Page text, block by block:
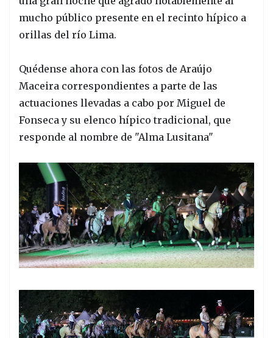
mucho público presente en el recinto hípico a
orillas del río Lima.
Quédense ahora con las fotos de Araújo
Maceira correspondientes a parte de las
actuaciones llevadas a cabo por Miguel de
Fonseca y su elenco hípico tradicional, que
responde al nombre de "Alma Lusitana"